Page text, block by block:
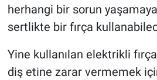
herhangi bir sorun
sertlikte bir fırça
Yine kullanılan elektrikli
diş etine zarar vermemek